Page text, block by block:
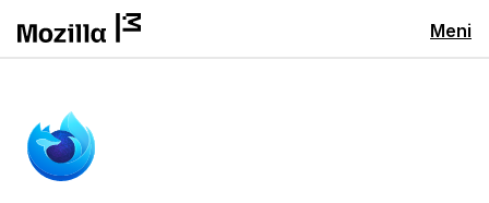
Meni